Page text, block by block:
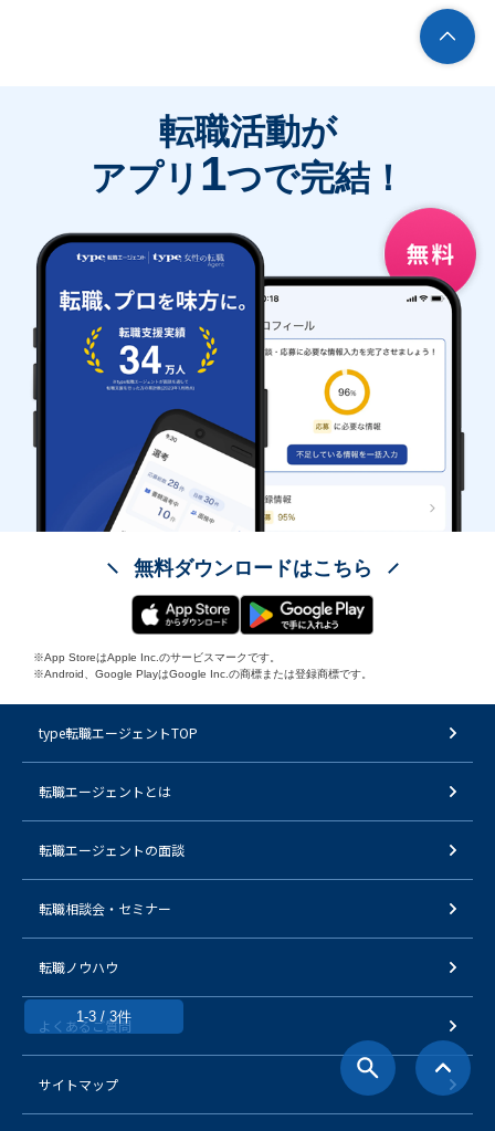
1-3 / 3件
転職活動が
アプリ 1つで完結！
無料ダウンロードはこちら
※App StoreはApple Inc.のサービスマークです。
※Android、Google PlayはGoogle Inc.の商標または登録商標です。
type転職エージェントTOP
転職エージェントとは
転職エージェントの面談
転職相談会・セミナー
転職ノウハウ
よくあるご質問
サイトマップ